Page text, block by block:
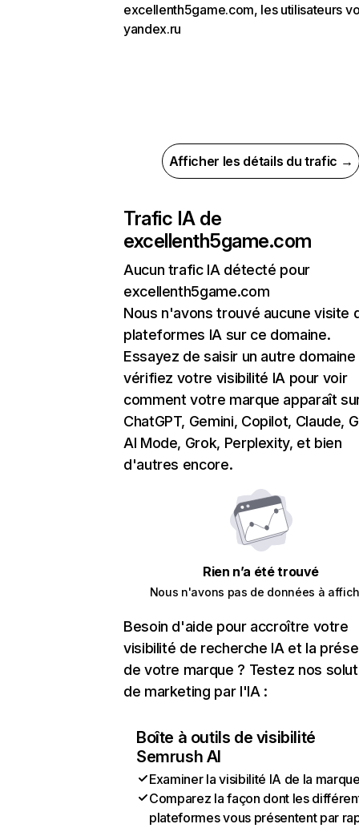
excellenth5game.com, les utilisateurs
yandex.ru
Afficher les détails du trafic →
Trafic IA de
excellenth5game.com
Aucun trafic IA détecté pour
excellenth5game.com
Nous n'avons trouvé aucune visite
plateformes IA sur ce domaine.
Essayez de saisir un autre domaine
vérifiez votre visibilité IA pour voir
comment votre marque apparaît
ChatGPT, Gemini, Copilot, Claude,
AI Mode, Grok, Perplexity, et bien
d'autres encore.
Rien n’a été trouvé
Nous n'avons pas de données à
Besoin d'aide pour accroître votre
visibilité de recherche IA et la
de votre marque ? Testez nos
de marketing par l'IA :
Boîte à outils de visibilité
Semrush AI
Examiner la visibilité IA de la
Comparez la façon dont les
plateformes vous présentent par